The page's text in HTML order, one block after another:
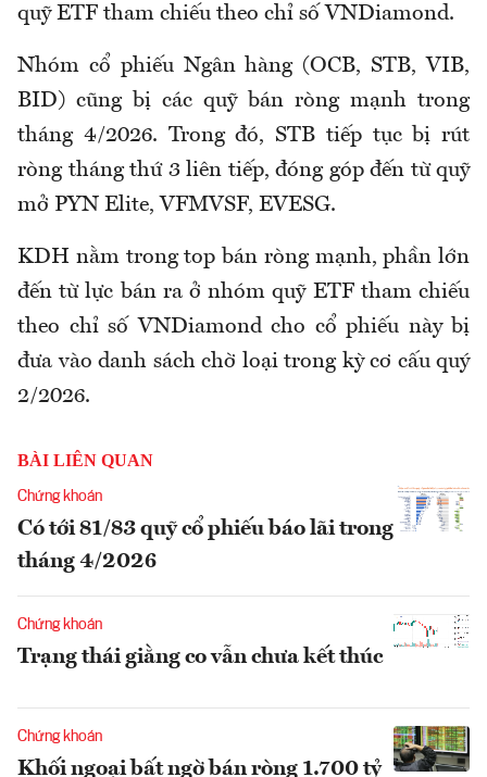
quỹ ETF tham chiếu theo chỉ số VNDiamond.
Nhóm cổ phiếu Ngân hàng (OCB, STB, VIB,
BID) cũng bị các quỹ bán ròng mạnh trong
tháng 4/2026. Trong đó, STB tiếp tục bị rút
ròng tháng thứ 3 liên tiếp, đóng góp đến từ quỹ
mở PYN Elite, VFMVSF, EVESG.
KDH nằm trong top bán ròng mạnh, phần lớn
đến từ lực bán ra ở nhóm quỹ ETF tham chiếu
theo chỉ số VNDiamond cho cổ phiếu này bị
đưa vào danh sách chờ loại trong kỳ cơ cấu quý
2/2026.
BÀI LIÊN QUAN
Chứng khoán
Có tới 81/83 quỹ cổ phiếu báo lãi trong
tháng 4/2026
Chứng khoán
Trạng thái giằng co vẫn chưa kết thúc
Chứng khoán
Khối ngoại bất ngờ bán ròng 1.700 tỷ